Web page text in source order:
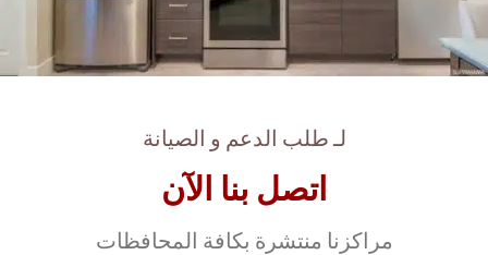
لـ طلب الدعم و الصيانة
اتصل بنا الآن
مراكزنا منتشرة بكافة المحافظات